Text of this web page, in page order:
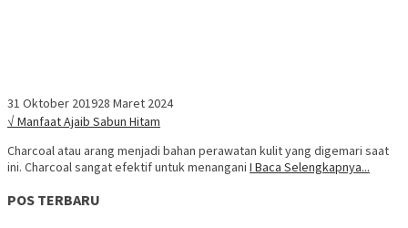
31 Oktober 201928 Maret 2024
√ Manfaat Ajaib Sabun Hitam
Charcoal atau arang menjadi bahan perawatan kulit yang digemari saat
ini. Charcoal sangat efektif untuk menangani I Baca Selengkapnya...
POS TERBARU